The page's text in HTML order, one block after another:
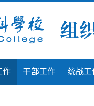
作 干部工作 统战工